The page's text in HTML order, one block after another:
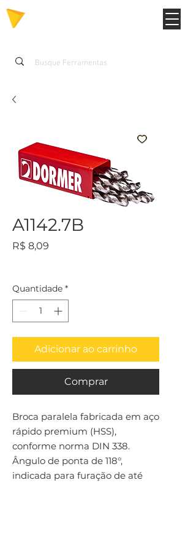
A1142.7B
R$ 8,09
Quantidade *
Adicionar ao carrinho
Comprar
Broca paralela fabricada em aço
rápido premium (HSS),
conforme norma DIN 338.
Ângulo de ponta de 118°,
indicada para furação de até